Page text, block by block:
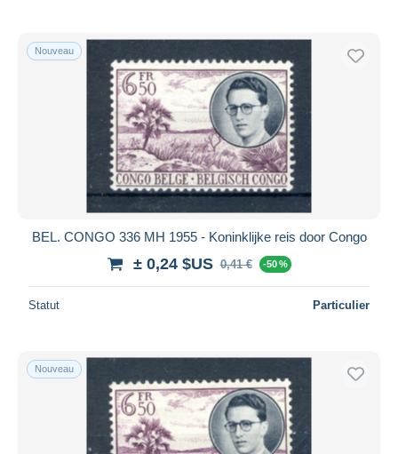
Nouveau
BEL. CONGO 336 MH 1955 - Koninklijke reis door Congo
± 0,24 $US 0,41 € -50 %
Statut Particulier
Nouveau